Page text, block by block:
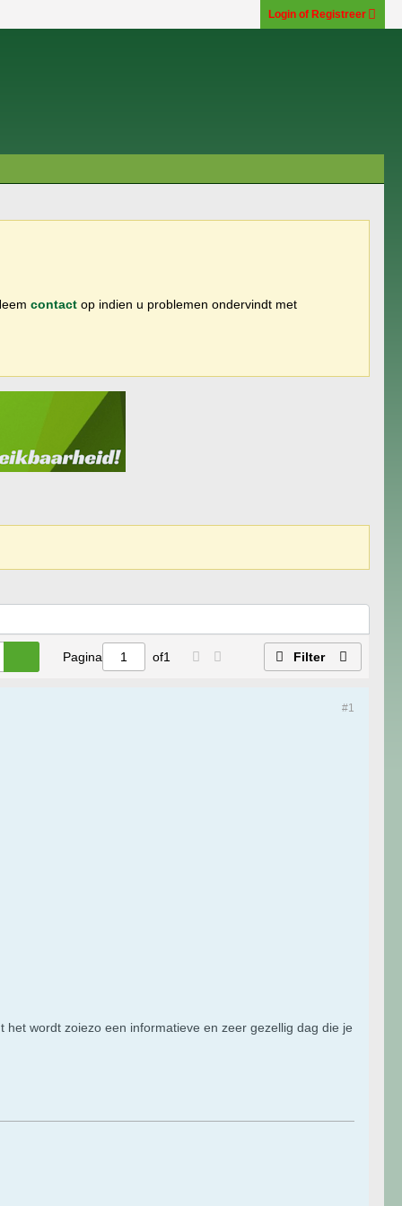
Login of Registreer
contact op indien u problemen ondervindt met
Pagina of1 Filter
#1
wordt zoiezo een informatieve en zeer gezellig dag die je